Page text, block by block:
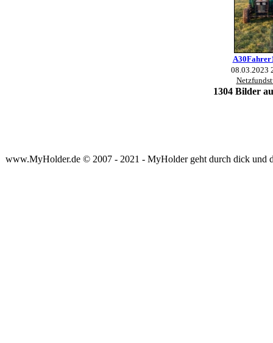
08.03.2023
1304 Bilder
www.MyHolder.de © 2007 - 2021 - MyHolder geht durch dick und